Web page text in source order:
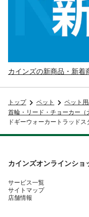
カインズの新商品・新着
トップ ペット
ペット用
首輪・リード・チョーカー（
ドギーウォーカートラッドス
カインズオンラインショ
サービス一覧
サイトマップ
店舗情報